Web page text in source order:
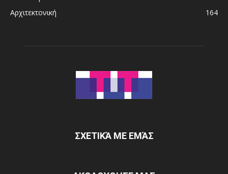
Αρχιτεκτονική
164
ΣΧΕΤΙΚΆ ΜΕ ΕΜΆΣ